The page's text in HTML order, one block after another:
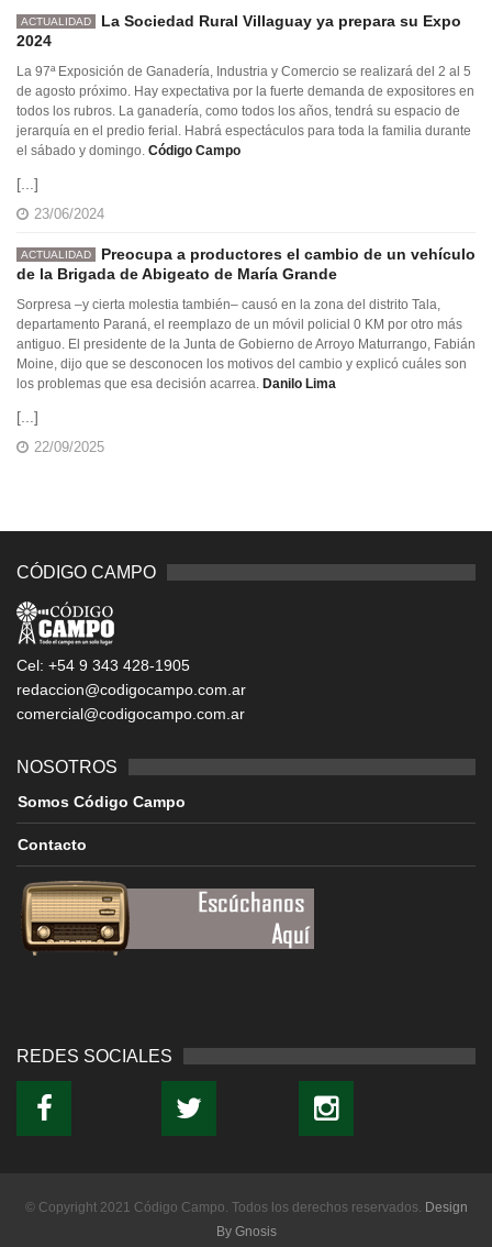
ACTUALIDAD
La Sociedad Rural Villaguay ya prepara su Expo
2024
La 97ª Exposición de Ganadería, Industria y Comercio se realizará del 2 al 5
de agosto próximo. Hay expectativa por la fuerte demanda de expositores en
todos los rubros. La ganadería, como todos los años, tendrá su espacio de
jerarquía en el predio ferial. Habrá espectáculos para toda la familia durante
el sábado y domingo. Código Campo
[...]
23/06/2024
ACTUALIDAD
Preocupa a productores el cambio de un vehículo
de la Brigada de Abigeato de María Grande
Sorpresa –y cierta molestia también– causó en la zona del distrito Tala,
departamento Paraná, el reemplazo de un móvil policial 0 KM por otro más
antiguo. El presidente de la Junta de Gobierno de Arroyo Maturrango, Fabián
Moine, dijo que se desconocen los motivos del cambio y explicó cuáles son
los problemas que esa decisión acarrea. Danilo Lima
[...]
22/09/2025
CÓDIGO CAMPO
Cel: +54 9 343 428-1905
redaccion@codigocampo.com.ar
comercial@codigocampo.com.ar
NOSOTROS
Somos Código Campo
Contacto
REDES SOCIALES
© Copyright 2021 Código Campo. Todos los derechos reservados. Design
By Gnosis